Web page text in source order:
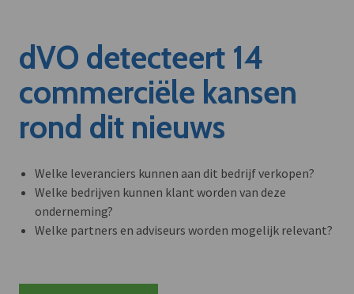
dVO detecteert 14
commerciële kansen
rond dit nieuws
Welke leveranciers kunnen aan dit bedrijf verkopen?
Welke bedrijven kunnen klant worden van deze
onderneming?
Welke partners en adviseurs worden mogelijk relevant?